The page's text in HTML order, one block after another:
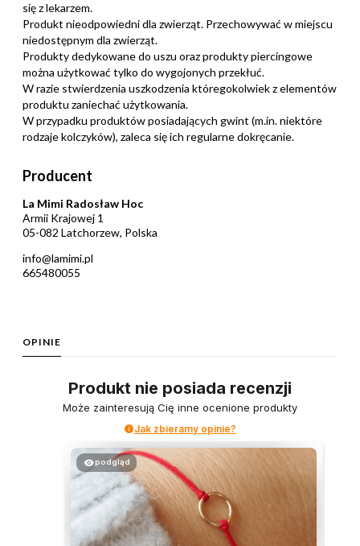
się z lekarzem.
Produkt nieodpowiedni dla zwierząt. Przechowywać w miejscu
niedostępnym dla zwierząt.
Produkty dedykowane do uszu oraz produkty piercingowe
można użytkować tylko do wygojonych przekłuć.
W razie stwierdzenia uszkodzenia któregokolwiek z elementów
produktu zaniechać użytkowania.
W przypadku produktów posiadających gwint (m.in. niektóre
rodzaje kolczyków), zaleca się ich regularne dokręcanie.
Producent
La Mimi Radosław Hoc
Armii Krajowej 1
05-082 Latchorzew, Polska
info@lamimi.pl
665480055
OPINIE
Produkt nie posiada recenzji
Może zainteresują Cię inne ocenione produkty
Jak zbieramy opinie?
podgląd